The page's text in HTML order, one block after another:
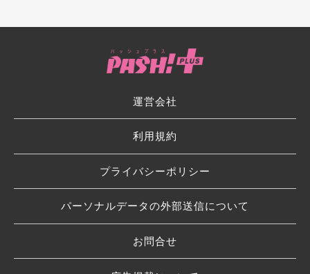
運営会社
利用規約
プライバシーポリシー
パーソナルデータの外部送信について
お問合せ